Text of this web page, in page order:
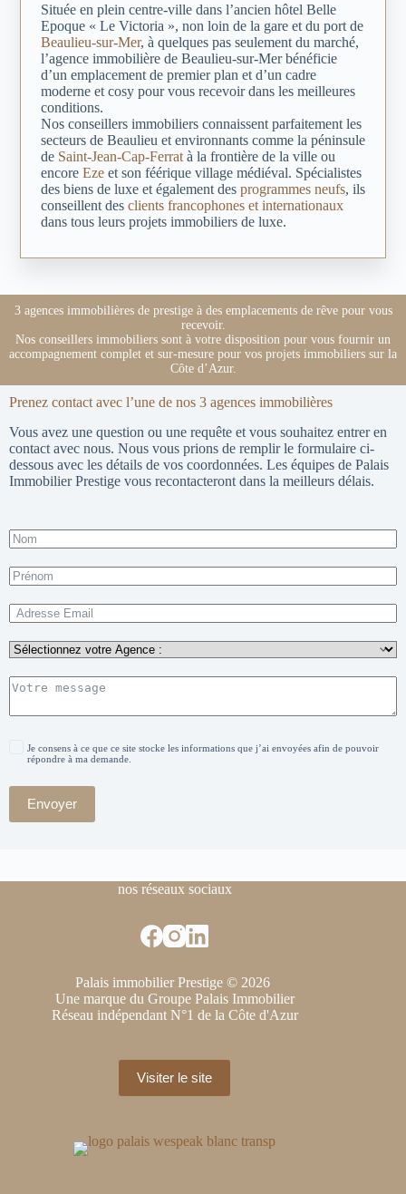
Située en plein centre-ville dans l’ancien hôtel Belle
Epoque « Le Victoria », non loin de la gare et du port de
Beaulieu-sur-Mer, à quelques pas seulement du marché,
l’agence immobilière de Beaulieu-sur-Mer bénéficie
d’un emplacement de premier plan et d’un cadre
moderne et cosy pour vous recevoir dans les meilleures
conditions.
Nos conseillers immobiliers connaissent parfaitement les
secteurs de Beaulieu et environnants comme la péninsule
de Saint-Jean-Cap-Ferratà la frontière de la ville ou
encore Ezeet son féérique village médiéval. Spécialistes
des biens de luxe et également des programmes neufs, ils
conseillent des clients francophones et internationaux
dans tous leurs projets immobiliers de luxe.
3 agences immobilières de prestige à des emplacements de rêve pour vous
recevoir.
Nos conseillers immobiliers sont à votre disposition pour vous fournir un
accompagnement complet et sur-mesure pour vos projets immobiliers sur la
Côte d’Azur.
Prenez contact avec l’une de nos 3 agences immobilières
Vous avez une question ou une requête et vous souhaitez entrer en
contact avec nous. Nous vous prions de remplir le formulaire ci-
dessous avec les détails de vos coordonnées. Les équipes de Palais
Immobilier Prestige vous recontacteront dans la meilleurs délais.
Je consens à ce que ce site stocke les informations que j’ai envoyées afin de pouvoir
répondre à ma demande.
Envoyer
nos réseaux sociaux
Palais immobilier Prestige © 2026
Une marque du Groupe Palais Immobilier
Réseau indépendant N°1 de la Côte d'Azur
Visiter le site